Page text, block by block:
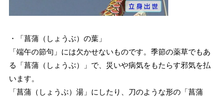
・「菖蒲（しょうぶ）の葉」
「端午の節句」には欠かせないものです。季節の薬草でもあ
る「菖蒲（しょうぶ）」で、災いや病気をもたらす邪気を払
います。
「菖蒲（しょうぶ）湯」にしたり、刀のような形の「菖蒲